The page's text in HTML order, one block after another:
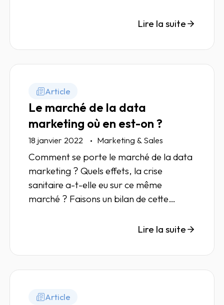
de l'économie, ainsi que de nombreux
de cette règlementation.
Lire la suite
Article
Le marché de la data
marketing où en est-on ?
18 janvier 2022 Marketing & Sales
Comment se porte le marché de la data
marketing ? Quels effets, la crise
sanitaire a-t-elle eu sur ce même
marché ? Faisons un bilan de cette
Lire la suite
Article